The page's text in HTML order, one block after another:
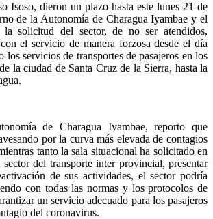
Isoso, dieron un plazo hasta este lunes 21 de
de la Autonomía de Charagua Iyambae y el
la solicitud del sector, de no ser atendidos,
el servicio de manera forzosa desde el día
los servicios de transportes de pasajeros en los
la ciudad de Santa Cruz de la Sierra, hasta la
de Charagua Iyambae, reporto que
por la curva más elevada de contagios
tanto la sala situacional ha solicitado en
del transporte inter provincial, presentar
de sus actividades, el sector podría
con todas las normas y los protocolos de
un servicio adecuado para los pasajeros
del coronavirus.